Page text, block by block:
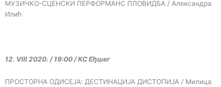
МУЗИЧКО-СЦЕНСКИ ПЕРФОРМАНС ПЛОВИДБА / Александра
Илић
12. VIII 2020. / 19:00 / КС Еђшег
ПРОСТОРНА ОДИСЕЈА: ДЕСТИНАЦИЈА ДИСТОПИЈА / Милица